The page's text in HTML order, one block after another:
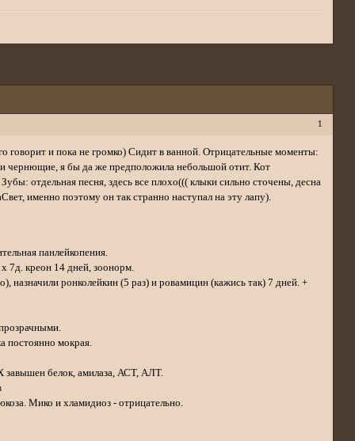
1
говорит и пока не громко) Сидит в ванной. Отрицательные моменты:
чернющие, я бы да же предположила небольшой отит. Кот
отдельная песня, здесь все плохо((( клыки сильно сточены, десна
именно поэтому он так странно наступал на эту лапу).
панлейкопения.
7д. креон 14 дней, зоонорм.
ронколейкин (5 раз) и ровамицин (кажись так) 7 дней. +
постоянно мокрая.
завышен белок, амилаза, АСТ, АЛТ.
Мико и хламидиоз - отрицательно.